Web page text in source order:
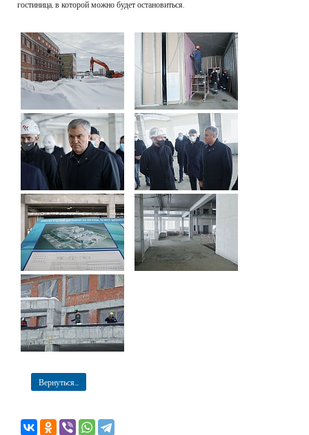
гостиница, в которой можно будет остановиться.
Вернуться...